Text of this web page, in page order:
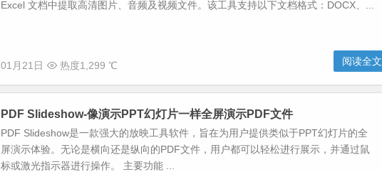
Excel 文档中提取高清图片、音频及视频文件。该工具支持以下文档格式：DOCX、...
01月21日 热度1,299 ℃ 阅读全文
PDF Slideshow-像演示PPT幻灯片一样全屏演示PDF文件
PDF Slideshow是一款强大的放映工具软件，旨在为用户提供类似于PPT幻灯片的全
屏演示体验。无论是横向还是纵向的PDF文件，用户都可以轻松进行展示，并通过鼠
标或激光指示器进行操作。 主要功能 ...